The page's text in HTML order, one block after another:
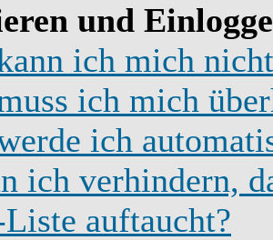
und
ich mich
ich mich
ich
ich verhindern,
auftaucht?